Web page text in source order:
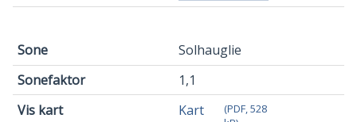
Solhauglie
1,1
Kart
(PDF, 528